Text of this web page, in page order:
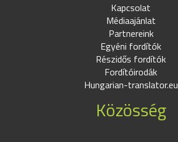
Kapcsolat
Médiaajánlat
Partnereink
Egyéni fordítók
Részidős fordítók
Fordítóirodák
Hungarian-translator.eu
Közösség